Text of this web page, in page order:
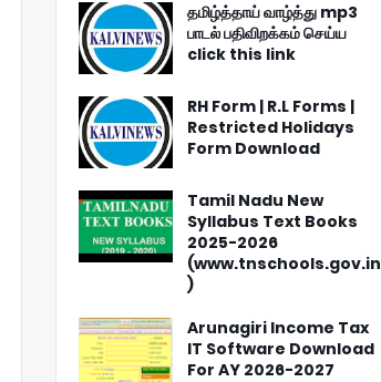
தமிழ்த்தாய் வாழ்த்து mp3
பாடல் பதிவிறக்கம் செய்ய
click this link
RH Form | R.L Forms |
Restricted Holidays
Form Download
Tamil Nadu New
Syllabus Text Books
2025-2026
(www.tnschools.gov.in
)
Arunagiri Income Tax
IT Software Download
For AY 2026-2027